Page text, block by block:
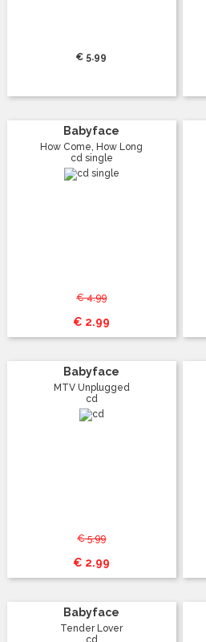
€ 5.99
Babyface
How Come, How Long
cd single
€ 4.99
€ 2.99
Babyface
MTV Unplugged
cd
€ 5.99
€ 2.99
Babyface
Tender Lover
cd